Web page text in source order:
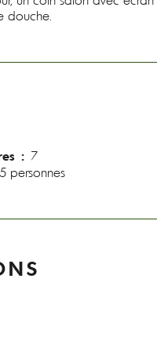
douche.
: 7
personnes